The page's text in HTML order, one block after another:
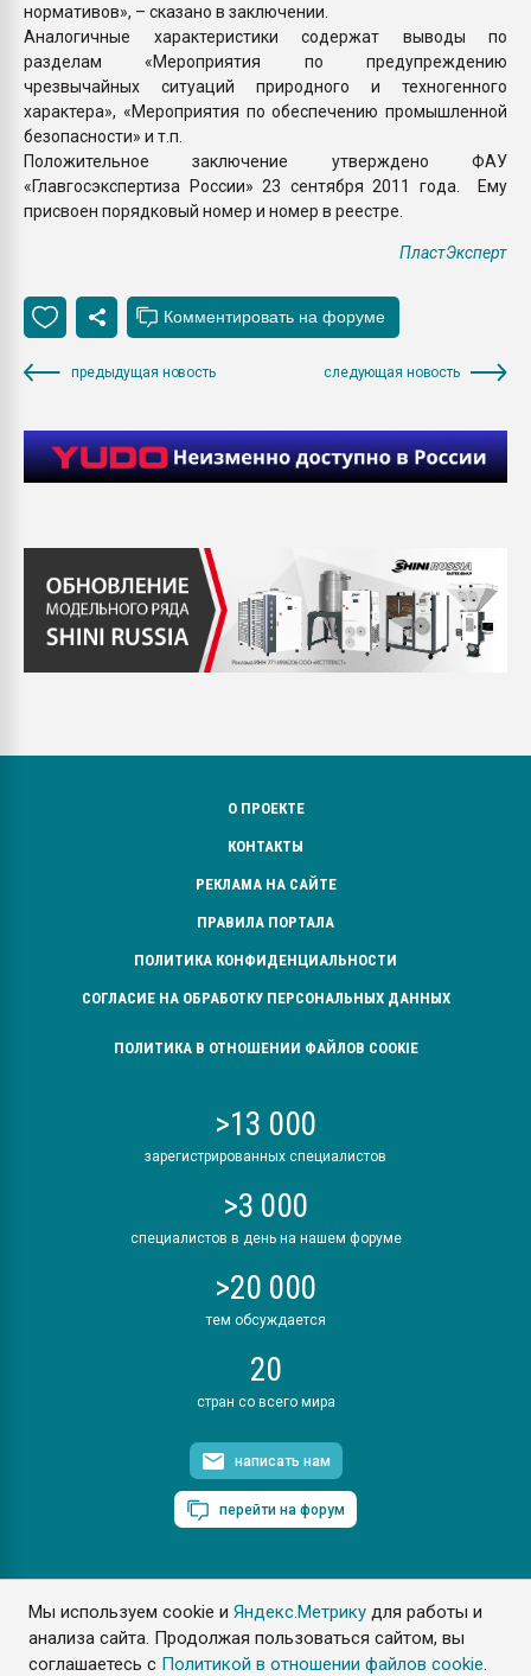
Мы используем cookie иЯндекс.Метрику для работы и
анализа сайта. Продолжая пользоваться сайтом, вы
соглашаетесь с Политикой в отношении файлов cookie.
нормативов», – сказано в заключении.
Аналогичные характеристики содержат выводы по
разделам «Мероприятия по предупреждению
чрезвычайных ситуаций природного и техногенного
характера», «Мероприятия по обеспечению промышленной
безопасности» и т.п.
Положительное заключение утверждено ФАУ
«Главгосэкспертиза России» 23 сентября 2011 года. Ему
присвоен порядковый номер и номер в реестре.
ПластЭксперт
предыдущая новость следующая новость
О ПРОЕКТЕ
КОНТАКТЫ
РЕКЛАМА НА САЙТЕ
ПРАВИЛА ПОРТАЛА
ПОЛИТИКА КОНФИДЕНЦИАЛЬНОСТИ
СОГЛАСИЕ НА ОБРАБОТКУ ПЕРСОНАЛЬНЫХ ДАННЫХ
ПОЛИТИКА В ОТНОШЕНИИ ФАЙЛОВ COOKIE
>13 000
зарегистрированных специалистов
>3 000
специалистов в день на нашем форуме
>20 000
тем обсуждается
20
стран со всего мира
написать нам
перейти на форум
ПластЭксперт © 2006. Все права защищены
Разрешается копирование материалов сайта с обязательной
ссылкой на www.e-plastic.ru